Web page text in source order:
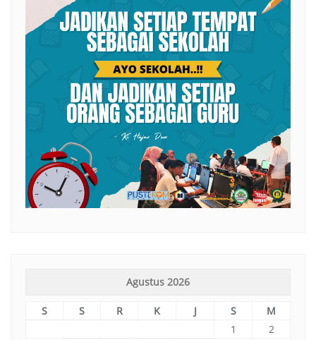
Agustus 2026
S S R K J S
M
1
2